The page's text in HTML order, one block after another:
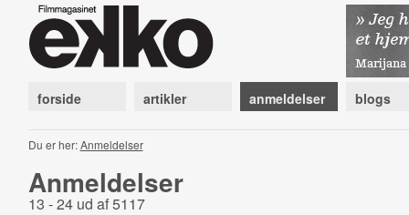
forside artikler anmeldelser blogs
Du er her:Anmeldelser
Anmeldelser
13 - 24 ud af 5117